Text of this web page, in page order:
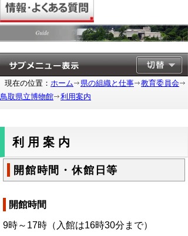
現在の位置： ホーム 県の組織と仕事
教育委員会
鳥取県立博物館
利用案内
利用案内
開館時間・休館日等
開館時間
9時～17時 （入館は16時30分まで）